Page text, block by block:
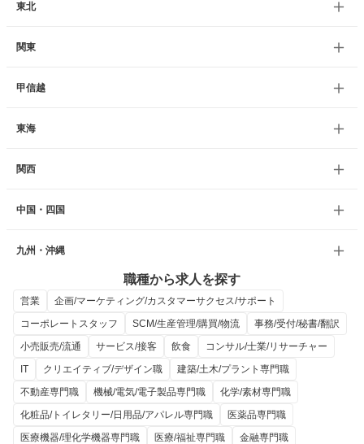
東北
関東
甲信越
東海
関西
中国・四国
九州・沖縄
職種から求人を探す
営業
企画/マーケティング/カスタマーサクセス/サポート
コーポレートスタッフ
SCM/生産管理/購買/物流
事務/受付/秘書/翻訳
小売販売/流通
サービス/接客 飲食
コンサル/士業/リサーチャー
IT
クリエイティブ/デザイン職
建築/土木/プラント専門職
不動産専門職
機械/電気/電子製品専門職
化学/素材専門職
化粧品/トイレタリー/日用品/アパレル専門職
医薬品専門職
医療機器/理化学機器専門職
医療/福祉専門職
金融専門職